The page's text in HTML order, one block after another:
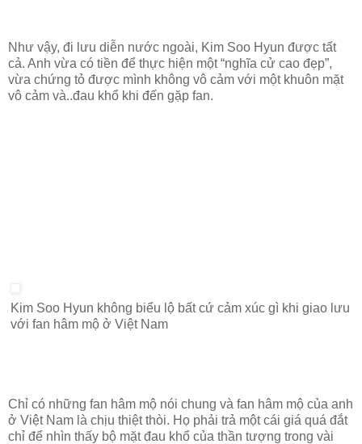
Như vậy, đi lưu diễn nước ngoài, Kim Soo Hyun được tất
cả. Anh vừa có tiền để thực hiện một “nghĩa cử cao đẹp”,
vừa chứng tỏ được mình không vô cảm với một khuôn mặt
vô cảm và..đau khổ khi đến gặp fan.
Kim Soo Hyun không biểu lộ bất cứ cảm xúc gì khi giao lưu
với fan hâm mộ ở Việt Nam
Chỉ có những fan hâm mộ nói chung và fan hâm mộ của anh
ở Việt Nam là chịu thiệt thòi. Họ phải trả một cái giá quá đắt
chỉ để nhìn thấy bộ mặt đau khổ của thần tượng trong vài